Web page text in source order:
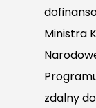
Ministra
zdalny